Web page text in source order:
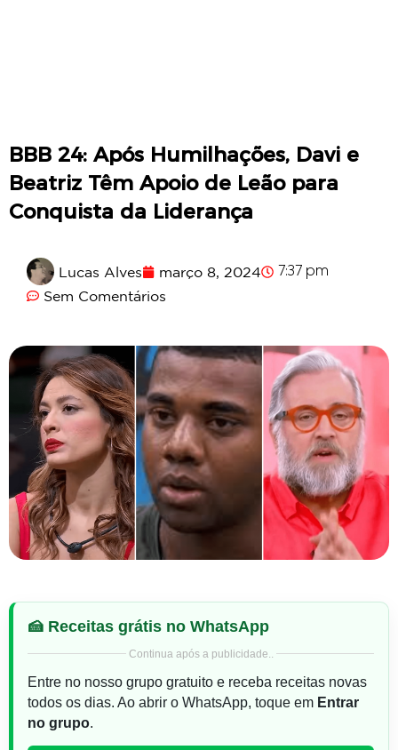
BBB 24: Após Humilhações, Davi e
Beatriz Têm Apoio de Leão para
Conquista da Liderança
Lucas Alves março 8, 2024 7:37 pm
Sem Comentários
🍰 Receitas grátis no WhatsApp
Continua após a publicidade..
Entre no nosso grupo gratuito e receba receitas novas
todos os dias. Ao abrir o WhatsApp, toque em Entrar
no grupo.